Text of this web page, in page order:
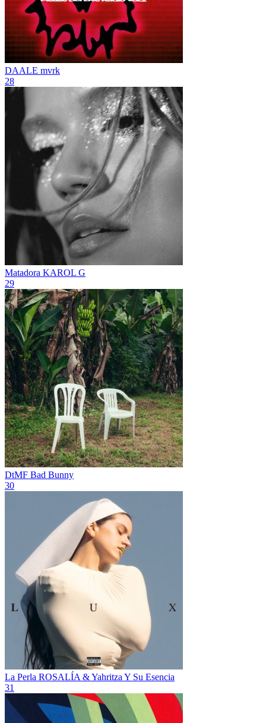
DAALE mvrk
28
Matadora KAROL G
29
DtMF Bad Bunny
30
La Perla ROSALÍA & Yahritza Y Su Esencia
31